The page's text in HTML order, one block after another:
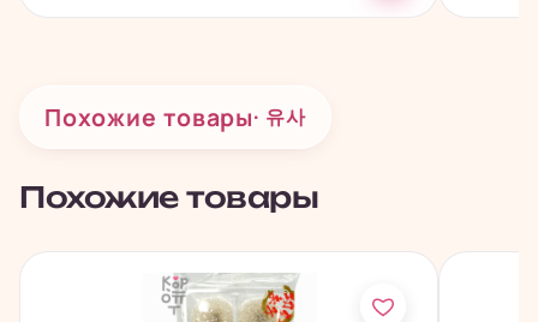
Похожие товары· 유사
Похожие товары